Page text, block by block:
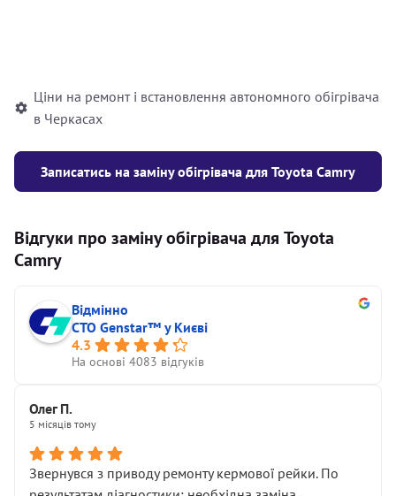
Ціни на ремонт і встановлення автономного обігрівача
в Черкасах
Записатись на заміну обігрівача для Toyota Camry
Відгуки про заміну обігрівача для Toyota
Camry
Відмінно
СТО Genstar™ у Києві
4.3
На основі 4083 відгуків
Олег П.
5 місяців тому
Звернувся з приводу ремонту кермової рейки. По